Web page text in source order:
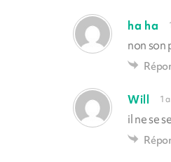
ha ha
non son
Will 1
il ne se